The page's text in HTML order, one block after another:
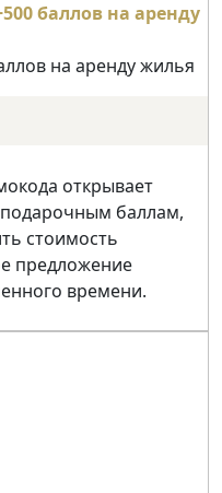
на аренду жилья
открывает
подарочным баллам,
стоимость
предложение
времени.